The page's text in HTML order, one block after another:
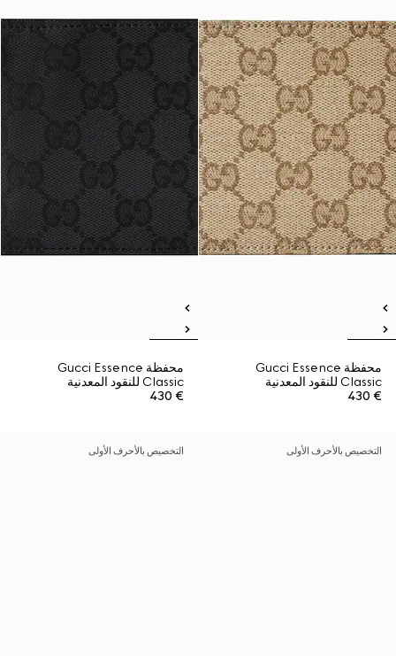
محفظة Gucci Essence
Classic للنقود المعدنية
€ 430
محفظة Gucci Essence
Classic للنقود المعدنية
€ 430
التخصيص بالأحرف الأولى التخصيص بالأحرف الأولى